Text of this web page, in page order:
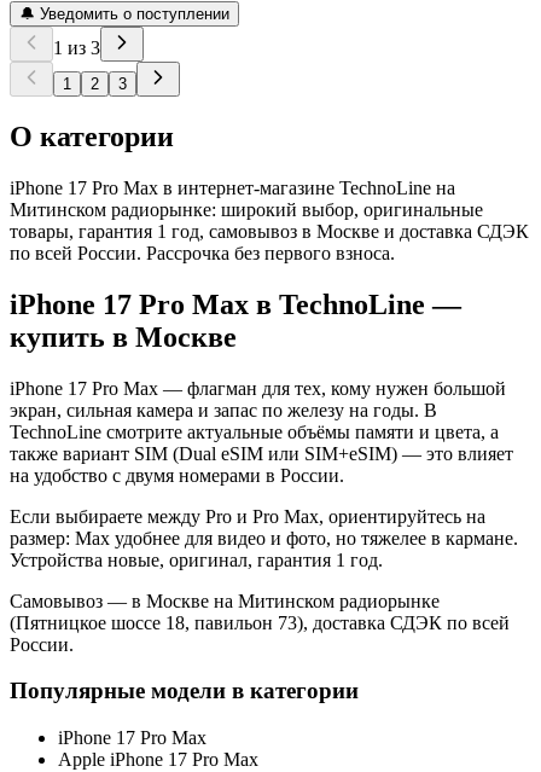
🔔 Уведомить о поступлении
1 из 3
1 2 3
О категории
iPhone 17 Pro Max в интернет-магазине TechnoLine на
Митинском радиорынке: широкий выбор, оригинальные
товары, гарантия 1 год, самовывоз в Москве и доставка СДЭК
по всей России. Рассрочка без первого взноса.
iPhone 17 Pro Max в TechnoLine —
купить в Москве
iPhone 17 Pro Max — флагман для тех, кому нужен большой
экран, сильная камера и запас по железу на годы. В
TechnoLine смотрите актуальные объёмы памяти и цвета, а
также вариант SIM (Dual eSIM или SIM+eSIM) — это влияет
на удобство с двумя номерами в России.
Если выбираете между Pro и Pro Max, ориентируйтесь на
размер: Max удобнее для видео и фото, но тяжелее в кармане.
Устройства новые, оригинал, гарантия 1 год.
Самовывоз — в Москве на Митинском радиорынке
(Пятницкое шоссе 18, павильон 73), доставка СДЭК по всей
России.
Популярные модели в категории
iPhone 17 Pro Max
Apple iPhone 17 Pro Max